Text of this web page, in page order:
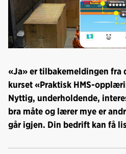
«Ja» er tilbakemeldingen fra
kurset «Praktisk HMS-
Nyttig, underholdende,
bra måte og lærer mye er
går igjen. Din bedrift kan få